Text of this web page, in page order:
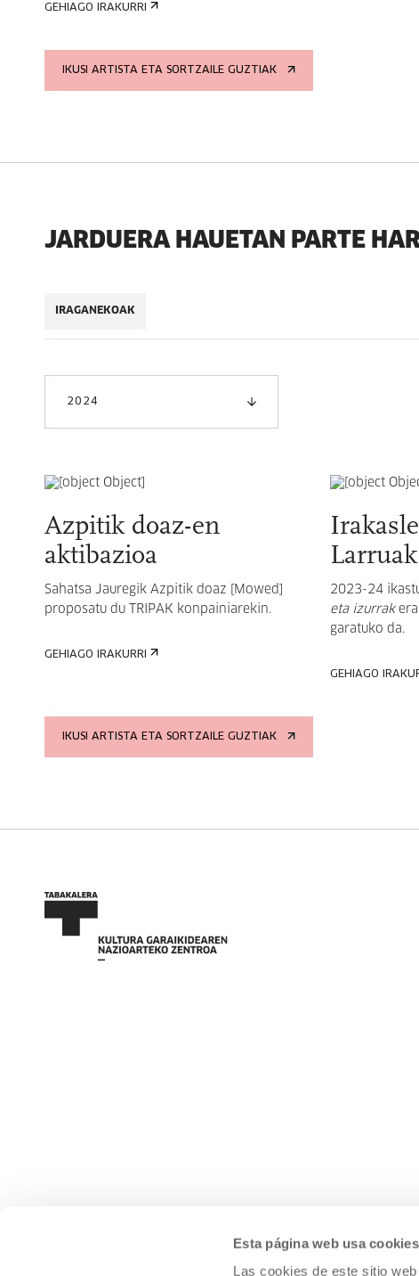
Esta página web usa cookies
Las cookies de este sitio
GEHIAGO IRAKURRI
IKUSI ARTISTA ETA SORTZAILE GUZTIAK
JARDUERA HAUETAN PARTE
IRAGANEKOAK
2024
Azpitik doaz-en
aktibazioa
Sahatsa Jauregik Azpitik doaz [Mowed]
proposatu du TRIPAK konpainiarekin.
GEHIAGO IRAKURRI
2023-24
eta izurrak
garatuko da.
GEHIAGO
IKUSI ARTISTA ETA SORTZAILE GUZTIAK